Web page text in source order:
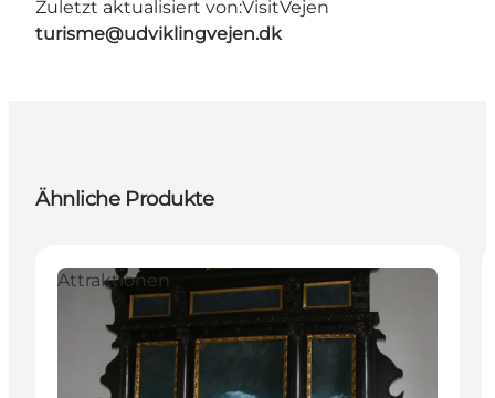
Zuletzt aktualisiert von:VisitVejen
turisme@udviklingvejen.dk
Ähnliche Produkte
Attraktionen